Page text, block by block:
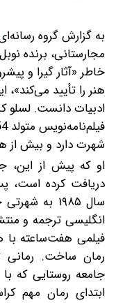
به گزارش گروه
‌خاطر «آثار گیرا و
هنر را تأیید
ادبیات دانست. لسلو
شهرت دارد و بیش از
دریافت کرده است،
فیلمی هفت‌ساعته با
رمان ساخت. رمانی
جامعه روستایی که با
ابتدای رمان مهم